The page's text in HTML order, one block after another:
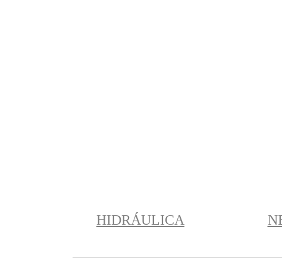
HIDRÁULICA